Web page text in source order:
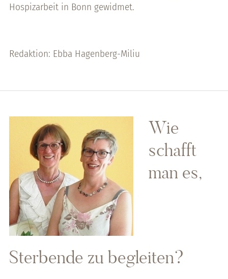
Hospizarbeit in Bonn gewidmet.
Redaktion: Ebba Hagenberg-Miliu
Wie
schafft
man es,
Sterbende zu begleiten?